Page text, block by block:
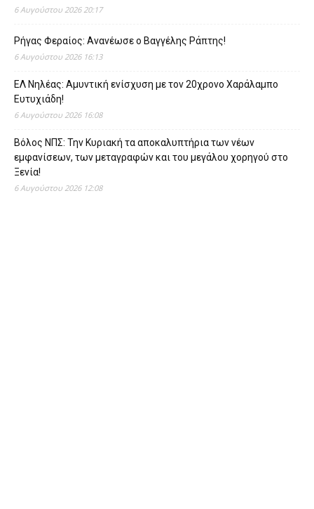
6 Αυγούστου 2026 20:17
Ρήγας Φεραίος: Ανανέωσε ο Βαγγέλης Ράπτης!
6 Αυγούστου 2026 16:13
ΕΛ Νηλέας: Αμυντική ενίσχυση με τον 20χρονο Χαράλαμπο
Ευτυχιάδη!
6 Αυγούστου 2026 16:08
Βόλος ΝΠΣ: Την Κυριακή τα αποκαλυπτήρια των νέων
εμφανίσεων, των μεταγραφών και του μεγάλου χορηγού στο
Ξενία!
6 Αυγούστου 2026 12:08